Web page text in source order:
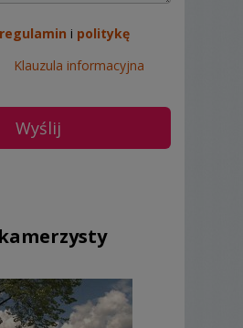
regulamin i politykę
Klauzula informacyjna